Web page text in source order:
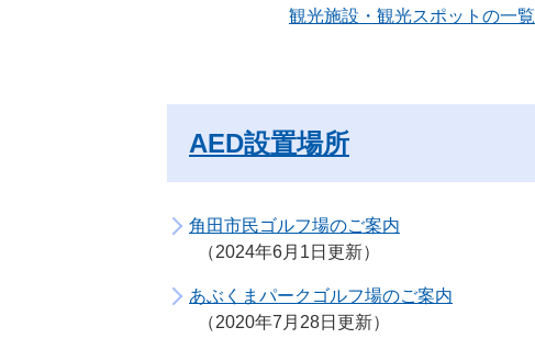
観光施設・観光スポットの一覧
AED設置場所
角田市民ゴルフ場のご案内
2024年6月1日更新
あぶくまパークゴルフ場のご案内
2020年7月28日更新